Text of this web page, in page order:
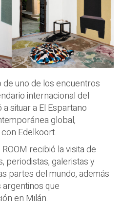
uno de los encuentros
internacional del
situar a El Espartano
global,
Edelkoort.
recibió la visita de
periodistas, galeristas y
partes del mundo, además
que
en Milán.